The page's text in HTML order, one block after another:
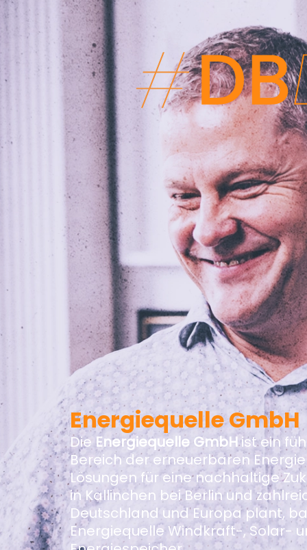
Energiequelle GmbH
Die Energiequelle GmbHist ein
Bereich der erneuerbaren
Lösungen für eine nachhaltige
in Kallinchen bei Berlin und
Deutschland und Europa plant,
Energiequelle Windkraft-, Solar-